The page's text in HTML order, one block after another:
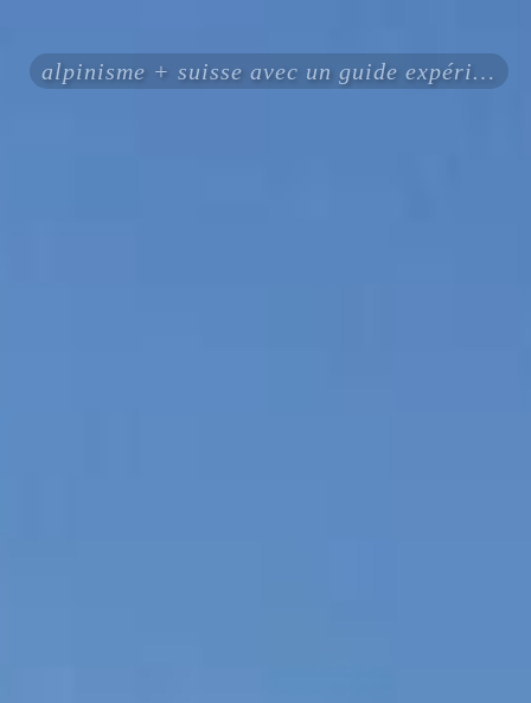
alpinisme + suisse avec un guide expérimenté certifié ENSA UIAGM